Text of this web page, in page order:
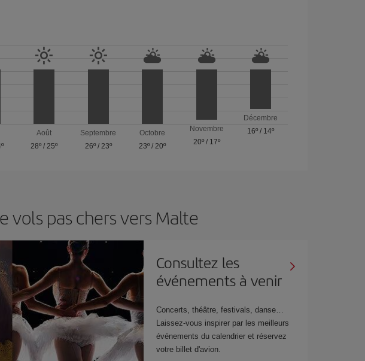
Août
28º /25º
Septembre
26º/ 23º
Octobre
23º /20º
Novembre
20º/ 17º
Décembre
16º / 14º
vols pas chers vers Malte
Consultez les
événements à venir
Concerts, théâtre, festivals, danse…
Laissez-vous inspirer par les meilleurs
événements du calendrier et réservez
votre billet d'avion.